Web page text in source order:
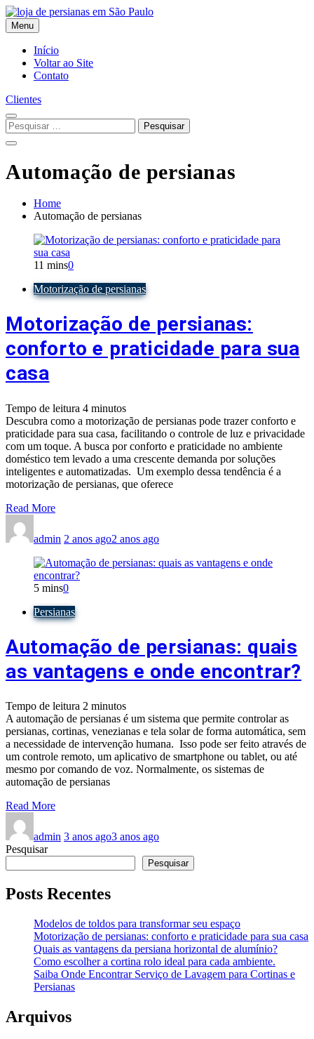
Skip
to
content
Flex Decora
Menu
Início
Voltar ao Site
Contato
Clientes
Pesquisar
por:
Automação de persianas
Home
Automação de persianas
11 mins0
Motorização de persianas
Motorização de persianas:
conforto e praticidade para sua
casa
Tempo de leitura 4 minutos
Descubra como a motorização de persianas pode trazer conforto e
praticidade para sua casa, facilitando o controle de luz e privacidade
com um toque. A busca por conforto e praticidade no ambiente
doméstico tem levado a uma crescente demanda por soluções
inteligentes e automatizadas. Um exemplo dessa tendência é a
motorização de persianas, que oferece
Read More
admin 2 anos ago2 anos ago
5 mins0
Persianas
Automação de persianas: quais
as vantagens e onde encontrar?
Tempo de leitura 2 minutos
A automação de persianas é um sistema que permite controlar as
persianas, cortinas, venezianas e tela solar de forma automática, sem
a necessidade de intervenção humana. Isso pode ser feito através de
um controle remoto, um aplicativo de smartphone ou tablet, ou até
mesmo por comando de voz. Normalmente, os sistemas de
automação de persianas
Read More
admin 3 anos ago3 anos ago
Pesquisar
Pesquisar
Posts Recentes
Modelos de toldos para transformar seu espaço
Motorização de persianas: conforto e praticidade para sua casa
Quais as vantagens da persiana horizontal de alumínio?
Como escolher a cortina rolo ideal para cada ambiente.
Saiba Onde Encontrar Serviço de Lavagem para Cortinas e
Persianas
Arquivos